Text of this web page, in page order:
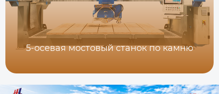
5-осевая мостовый станок по камню